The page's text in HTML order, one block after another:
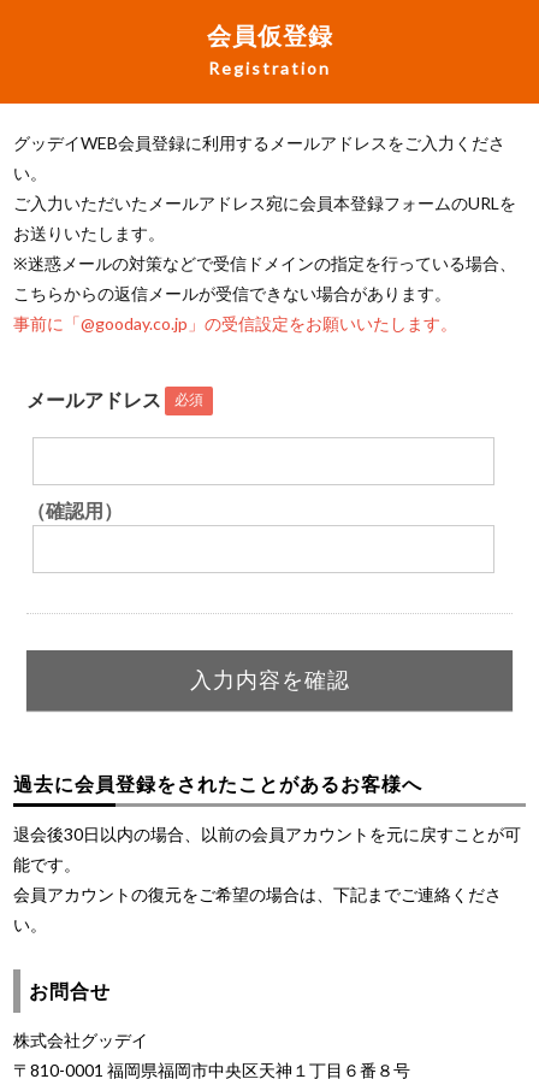
会員仮登録
Registration
グッデイWEB会員登録に利用するメールアドレスをご入力くださ
い。
ご入力いただいたメールアドレス宛に会員本登録フォームのURLを
お送りいたします。
※迷惑メールの対策などで受信ドメインの指定を行っている場合、
こちらからの返信メールが受信できない場合があります。
事前に「@gooday.co.jp」の受信設定をお願いいたします。
メールアドレス 必須
（確認用）
過去に会員登録をされたことがあるお客様へ
退会後30日以内の場合、以前の会員アカウントを元に戻すことが可
能です。
会員アカウントの復元をご希望の場合は、下記までご連絡くださ
い。
お問合せ
株式会社グッデイ
〒810-0001 福岡県福岡市中央区天神１丁目６番８号